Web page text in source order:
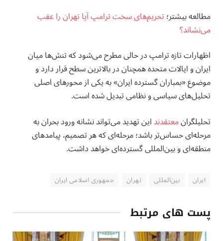
مطالعه بيشتر؛تحریم‌های سخت ترامپ آیا تهران را عقب
می‌نشاند؟
اظهارات تازه ترامپ در حالی مطرح می‌شود که تنش‌ها میان
ایران و ایالات متحده همچنان در بالاترین سطح قرار دارد و
موضوع «بمباران گسترده ایران» به یکی از محورهای اصلی
تحلیل‌های سیاسی و نظامی تبدیل شده است.
تحلیلگرانمعتقدنداین تهدید می‌تواند نشانه ورود بحران به
مرحله‌ای حساس‌تر باشد؛ مرحله‌ای که هر تصمیم، پیامدهای
منطقه‌ای و بین‌المللی گسترده‌ای خواهد داشت.
ایران بین‌المللی تهران جمهوری اسلامی ایران
پست های مرتبط